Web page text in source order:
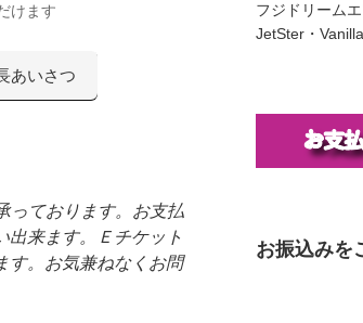
けます
あいさつ
っております。お支払
出来ます。Ｅチケット
す。お気兼ねなくお問
フジドリーム
JetSter・
お振込みを